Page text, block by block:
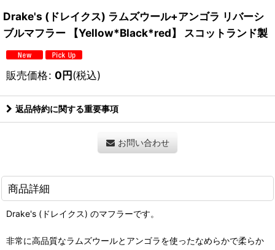
Drake's (ドレイクス) ラムズウール+アンゴラ リバーシ
ブルマフラー 【Yellow*Black*red】 スコットランド製
販売価格: 0円(税込)
返品特約に関する重要事項
お問い合わせ
商品詳細
Drake's (ドレイクス) のマフラーです。
非常に高品質なラムズウールとアンゴラを使ったなめらかで柔らか